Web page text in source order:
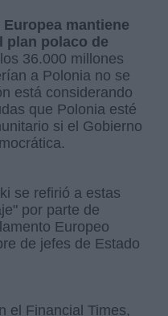
Europea mantiene
plan polaco de
36.000 millones
a Polonia no se
está considerando
que Polonia esté
si el Gobierno
se refirió a estas
por parte de
Europeo
de jefes de Estado
el Financial Times,